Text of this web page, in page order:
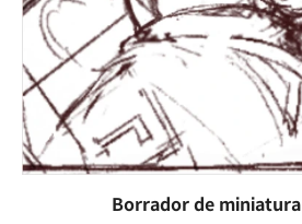
Borrador de miniatura